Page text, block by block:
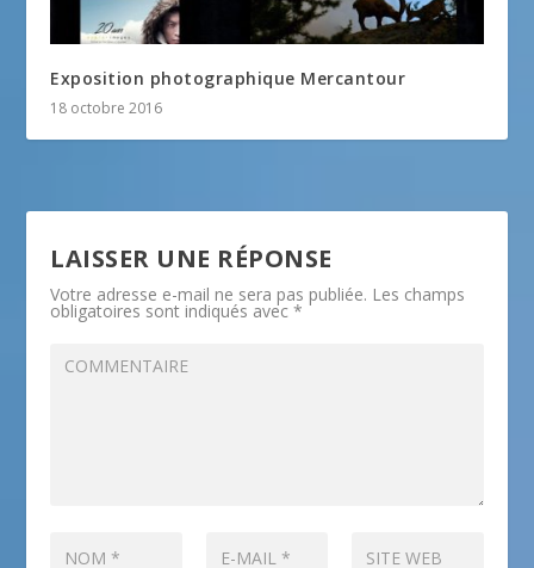
Exposition photographique Mercantour
18 octobre 2016
LAISSER UNE RÉPONSE
Votre adresse e-mail ne sera pas publiée. Les champs
obligatoires sont indiqués avec*